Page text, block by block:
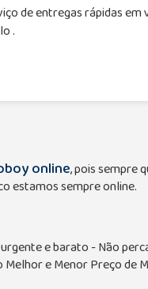
de entregas rápidas em
.
online, pois sempre
estamos sempre online.
e barato - Não
Melhor e Menor Preço de